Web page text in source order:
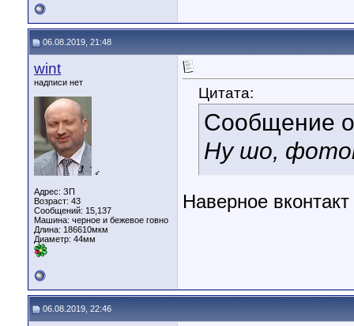
06.08.2019, 21:48
wint
надписи нет
♂
Адрес: ЗП
Возраст: 43
Сообщений: 15,137
Машина: черное и бежевое говно
Длина: 186610мкм
Диаметр: 44мм
Цитата:
Сообщение
Ну шо,
Наверное
06.08.2019, 22:46